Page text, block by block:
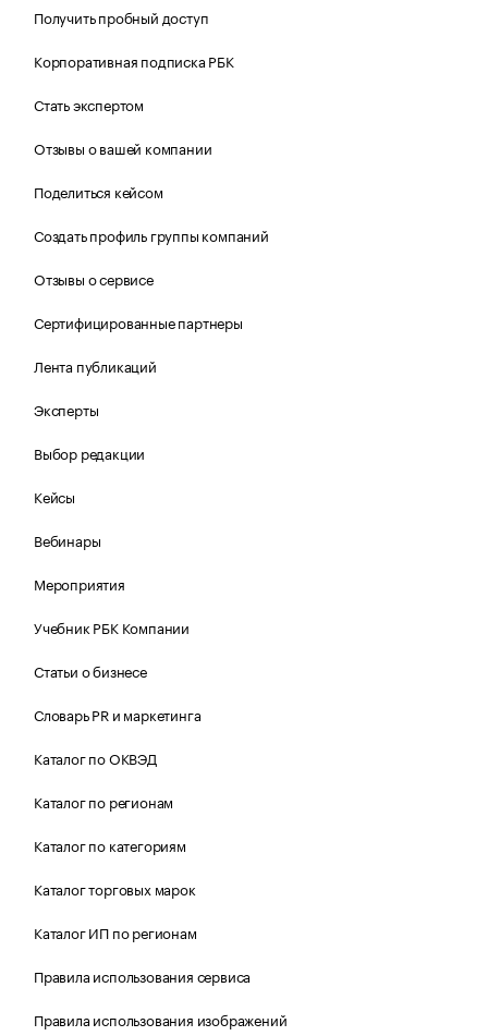
Получить пробный доступ
Корпоративная подписка РБК
Стать экспертом
Отзывы о вашей компании
Поделиться кейсом
Создать профиль группы компаний
Отзывы о сервисе
Сертифицированные партнеры
Лента публикаций
Эксперты
Выбор редакции
Кейсы
Вебинары
Мероприятия
Учебник РБК Компании
Статьи о бизнесе
Словарь PR и маркетинга
Каталог по ОКВЭД
Каталог по регионам
Каталог по категориям
Каталог торговых марок
Каталог ИП по регионам
Правила использования сервиса
Правила использования изображений